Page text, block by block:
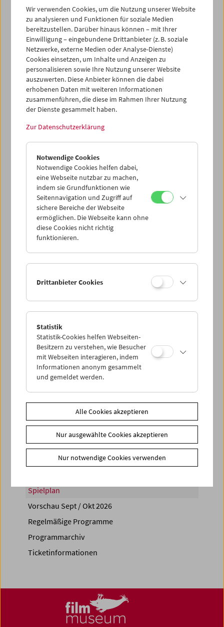
27
29 01
03
04
05 06 07 08 09
iCalender
Programmheft-PDF
English language or subtitles
< Vorherige Woche
Mo 20.9.
Di 21.9.
Mi 22.9.
Do 23.9.
Sa 25.9.
PROGRAMM ÜBERBLICK
Share on
Spielplan
Vorschau Sept / Okt 2026
Regelmäßige Programme
Programmarchiv
Ticketinformationen
Wir verwenden Cookies, um die Nutzung unserer Website
zu analysieren und Funktionen für soziale Medien
bereitzustellen. Darüber hinaus können – mit Ihrer
Einwilligung – eingebundene Drittanbieter (z. B. soziale
Netzwerke, externe Medien oder Analyse-Dienste)
Cookies einsetzen, um Inhalte und Anzeigen zu
personalisieren sowie Ihre Nutzung unserer Website
auszuwerten. Diese Anbieter können die dabei
erhobenen Daten mit weiteren Informationen
zusammenführen, die diese im Rahmen Ihrer Nutzung
der Dienste gesammelt haben.
Zur Datenschutzerklärung
Notwendige Cookies
Notwendige Cookies helfen dabei,
eine Webseite nutzbar zu machen,
indem sie Grundfunktionen wie
Seitennavigation und Zugriff auf
sichere Bereiche der Webseite
ermöglichen. Die Webseite kann ohne
diese Cookies nicht richtig
funktionieren.
Drittanbieter Cookies
Statistik
Statistik-Cookies helfen Webseiten-
Besitzern zu verstehen, wie Besucher
mit Webseiten interagieren, indem
Informationen anonym gesammelt
und gemeldet werden.
Alle Cookies akzeptieren
Nur ausgewählte Cookies akzeptieren
Nur notwendige Cookies verwenden